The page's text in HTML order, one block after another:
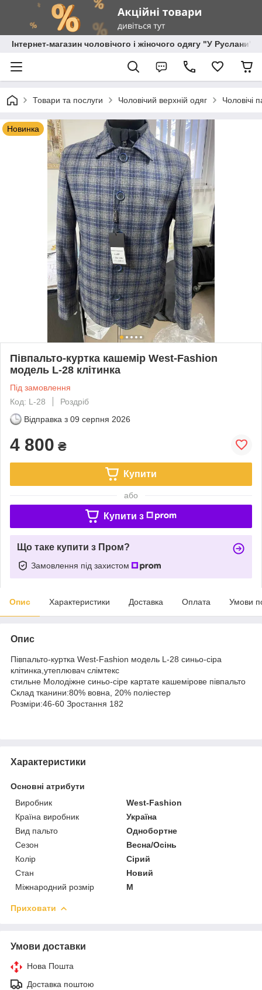
Інтернет-магазин чоловічого і жіночого одягу "У Руслани"
Товари та послуги Чоловічий верхній одяг Чоловічі
Новинка
Півпальто-куртка кашемір West-Fashion
модель L-28 клітинка
Під замовлення
Код: L-28
Роздріб
Відправка з 09 серпня 2026
4 800 ₴
Купити
або
Купити з
Що таке купити з Пром?
Замовлення під захистом
Опис Характеристики Доставка Оплата Умови
Опис
Півпальто-куртка West-Fashion модель L-28 синьо-сіра
клітинка,утеплювач слімтекс
стильне Молодіжне синьо-сіре картате кашемірове півпальто
Склад тканини:80% вовна, 20% поліестер
Розміри:46-60 Зростання 182
Характеристики
Основні атрибути
Виробник
West-Fashion
Країна виробник
Україна
Вид пальто
Однобортне
Сезон
Весна/Осінь
Колір
Сірий
Стан
Новий
Міжнародний розмір
M
Приховати
Умови доставки
Нова Пошта
Доставка поштою